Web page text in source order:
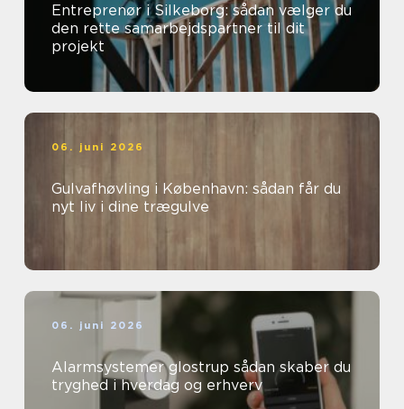
Entreprenør i Silkeborg: sådan vælger du
den rette samarbejdspartner til dit
projekt
06. juni 2026
Gulvafhøvling i København: sådan får du
nyt liv i dine trægulve
06. juni 2026
Alarmsystemer glostrup sådan skaber du
tryghed i hverdag og erhverv